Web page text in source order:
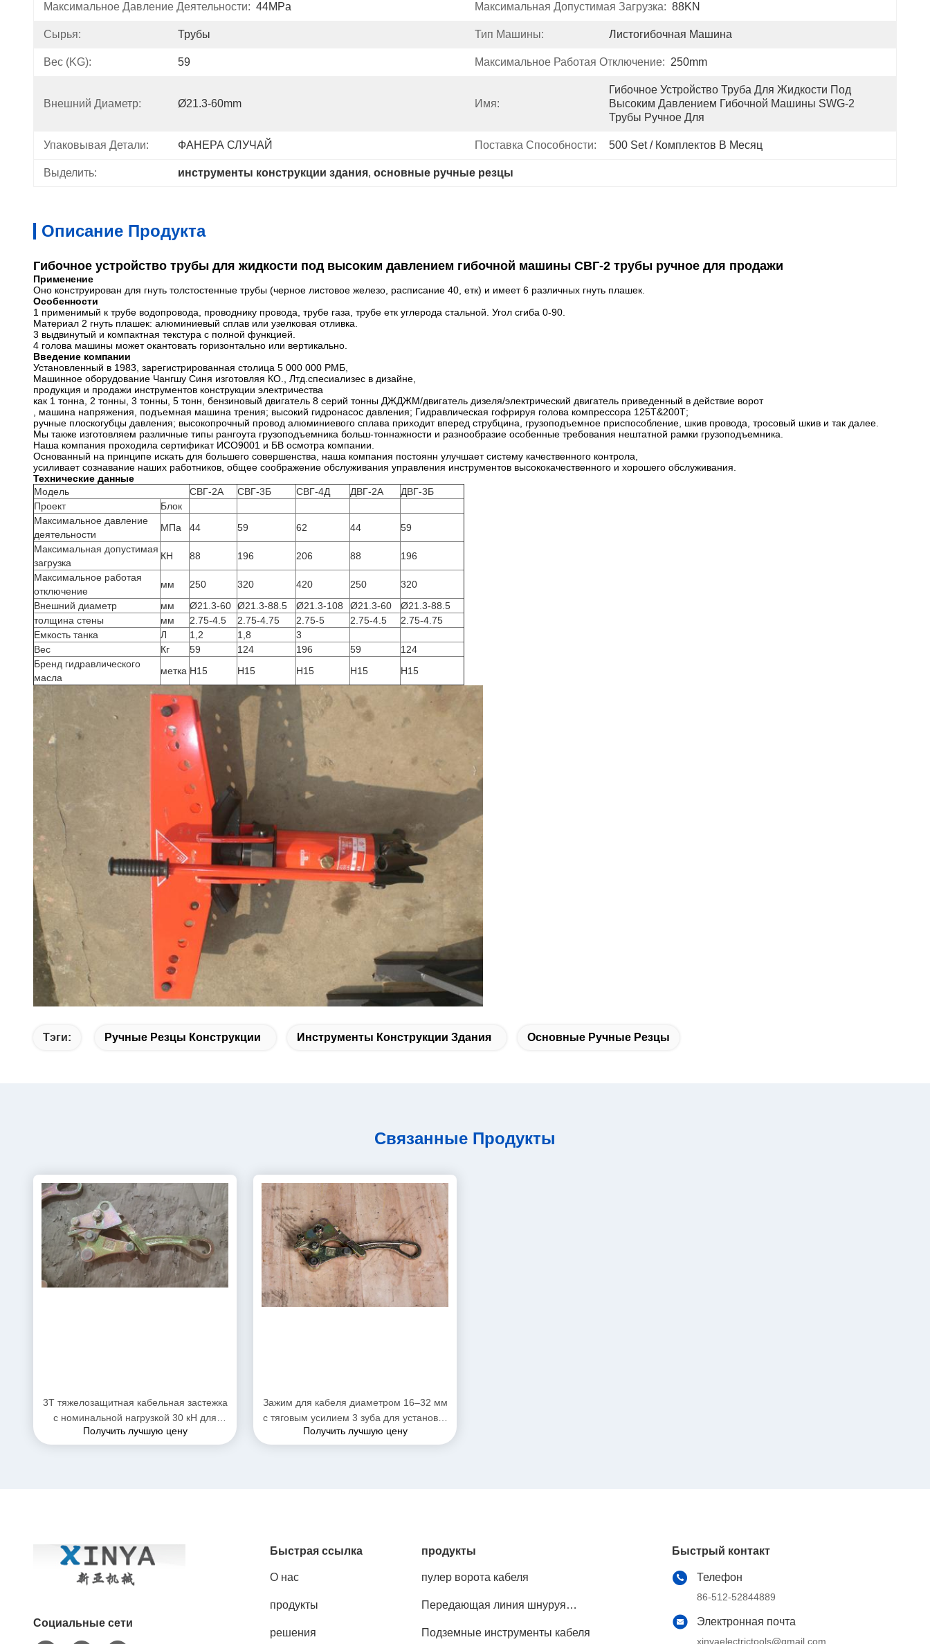
Максимальное Давление Деятельности: 44MPa Максимальная Допустимая Загрузка: 88KN
Сырья: Трубы Тип Машины: Листогибочная Машина
Вес (KG): 59 Максимальное Работая Отключение: 250mm
Внешний Диаметр: Ø21.3-60mm Имя:
Гибочное Устройство Труба Для Жидкости Под
Высоким Давлением Гибочной Машины SWG-2
Трубы Ручное Для
Упаковывая Детали: ФАНЕРА СЛУЧАЙ Поставка Способности: 500 Set / Комплектов В Месяц
Выделить: инструменты конструкции здания, основные ручные резцы
Описание Продукта
Гибочное устройство трубы для жидкости под высоким давлением гибочной машины СВГ-2 трубы ручное для продажи
Применение
Оно конструирован для гнуть толстостенные трубы (черное листовое железо, расписание 40, етк) и имеет 6 различных гнуть плашек.
Особенности
1 применимый к трубе водопровода, проводнику провода, трубе газа, трубе етк углерода стальной. Угол сгиба 0-90.
Материал 2 гнуть плашек: алюминиевый сплав или узелковая отливка.
3 выдвинутый и компактная текстура с полной функцией.
4 голова машины может окантовать горизонтально или вертикально.
Введение компании
Установленный в 1983, зарегистрированная столица 5 000 000 РМБ,
Машинное оборудование Чангшу Синя изготовляя КО., Лтд.спесиализес в дизайне,
продукция и продажи инструментов конструкции электричества
как 1 тонна, 2 тонны, 3 тонны, 5 тонн, бензиновый двигатель 8 серий тонны ДЖДЖМ/двигатель дизеля/электрический двигатель приведенный в действие ворот
, машина напряжения, подъемная машина трения; высокий гидронасос давления; Гидравлическая гофрируя голова компрессора 125Т&200Т;
ручные плоскогубцы давления; высокопрочный провод алюминиевого сплава приходит вперед струбцина, грузоподъемное приспособление, шкив провода, тросовый шкив и так далее.
Мы также изготовляем различные типы рангоута грузоподъемника больш-тоннажности и разнообразие особенные требования нештатной рамки грузоподъемника.
Наша компания проходила сертификат ИСО9001 и БВ осмотра компании.
Основанный на принципе искать для большего совершенства, наша компания постоянн улучшает систему качественного контрола,
усиливает сознавание наших работников, общее соображение обслуживания управления инструментов высококачественного и хорошего обслуживания.
Технические данные
Модель
СВГ-2А СВГ-3Б СВГ-4Д ДВГ-2А
ДВГ-3Б
Проект
Блок
Максимальное давление
деятельности
МПа 44 59 62 44
59
Максимальная допустимая
загрузка
КН 88 196 206 88
196
Максимальное работая
отключение
мм 250 320 420 250
320
Внешний диаметр
мм Ø21.3-60 Ø21.3-88.5 Ø21.3-108 Ø21.3-60
Ø21.3-88.5
толщина стены
мм 2.75-4.5 2.75-4.75 2.75-5 2.75-4.5
2.75-4.75
Емкость танка
Л 1,2 1,8
3
Вес
Кг 59 124 196 59
124
Бренд гидравлического
масла
метка Н15 Н15 Н15 Н15 Н15
Тэги: Ручные Резцы Конструкции Инструменты Конструкции Здания Основные Ручные Резцы
Связанные Продукты
3T тяжелозащитная кабельная застежка
с номинальной нагрузкой 30 кН для
проводников 16 32 мм в высокопрочной
стали
Получить лучшую цену
Зажим для кабеля диаметром 16–32 мм
с тяговым усилием 3 зуба для установки
на линии электропередачи
Получить лучшую цену
Социальные сети
Быстрая ссылка
О нас
продукты
решения
продукты
пулер ворота кабеля
Передающая линия шнуруя
Подземные инструменты кабеля
Быстрый контакт
Телефон
86-512-52844889
Электронная почта
xinyaelectrictools@gmail.com